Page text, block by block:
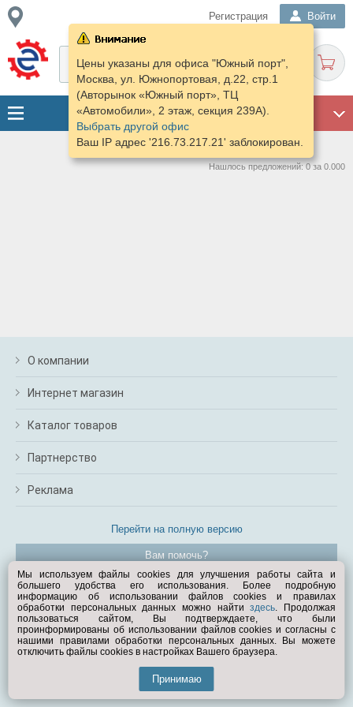
Регистрация Войти
Цены указаны для офиса "Южный порт",
Москва, ул. Южнопортовая, д.22, стр.1
(Авторынок «Южный порт», ТЦ
«Автомобили», 2 этаж, секция 239А).
Выбрать другой офис
Ваш IP адрес '216.73.217.21' заблокирован.
Нашлось предложений: 0 за 0.000
О компании
Интернет магазин
Каталог товаров
Партнерство
Реклама
Перейти на полную версию
Вам помочь?
© Exist.ru 1998—2026
Мы используем файлы cookies для улучшения работы сайта и
большего удобства его использования. Более подробную
информацию об использовании файлов cookies и правилах
обработки персональных данных можно найтиздесь. Продолжая
пользоваться сайтом, Вы подтверждаете, что были
проинформированы об использовании файлов cookies и согласны с
нашими правилами обработки персональных данных. Вы можете
отключить файлы cookies в настройках Вашего браузера.
Принимаю